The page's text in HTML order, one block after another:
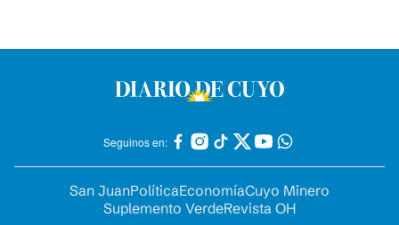
Seguinos en:
San JuanPolíticaEconomíaCuyo Minero
Suplemento VerdeRevista OH